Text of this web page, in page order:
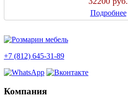
Подробнее
+7 (812) 645-31-89
Компания